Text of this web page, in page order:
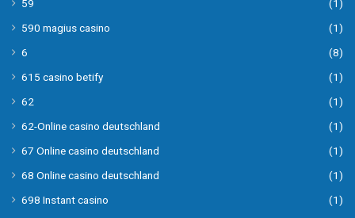
59
(1)
590 magius casino
(1)
6
(8)
615 casino betify
(1)
62
(1)
62-Online casino deutschland
(1)
67 Online casino deutschland
(1)
68 Online casino deutschland
(1)
698 Instant casino
(1)